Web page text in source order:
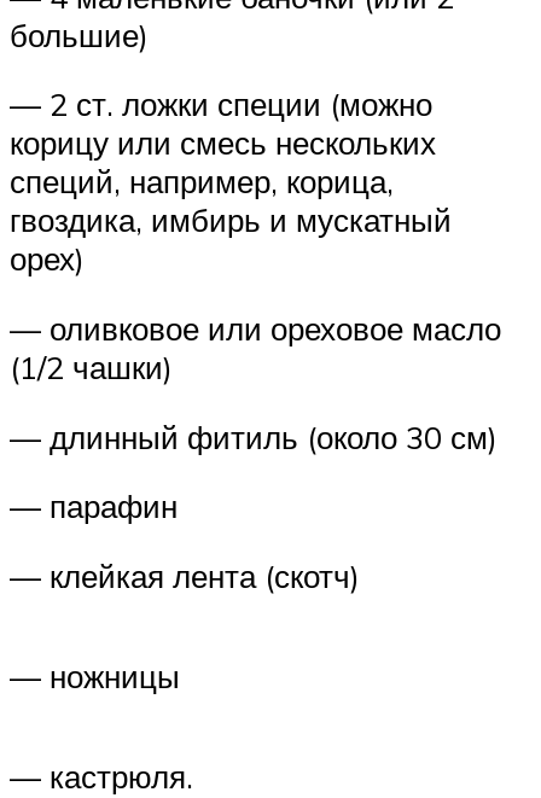
большие)
— 2 ст. ложки специи (можно
корицу или смесь нескольких
специй, например, корица,
гвоздика, имбирь и мускатный
орех)
— оливковое или ореховое масло
(1/2 чашки)
— длинный фитиль (около 30 см)
— парафин
— клейкая лента (скотч)
— ножницы
— кастрюля.